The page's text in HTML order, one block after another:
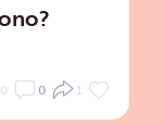
0 0 1